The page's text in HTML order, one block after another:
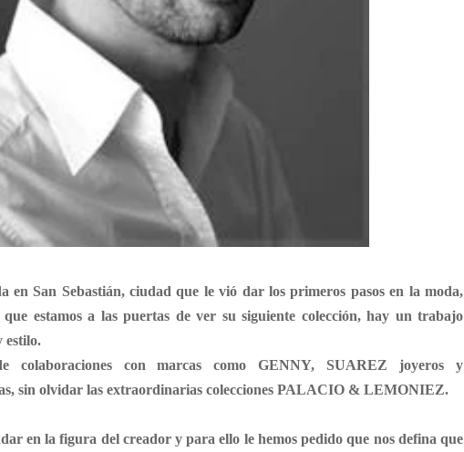
en San Sebastián, ciudad que le vió dar los primeros pasos en la moda,
estamos a las puertas de ver su siguiente colección, hay un trabajo
estilo.
con marcas como
GENNY, SUAREZ joyeros y
sin olvidar las extraordinarias colecciones PALACIO & LEMONIEZ.
en la figura del creador y para ello le hemos pedido que nos defina que